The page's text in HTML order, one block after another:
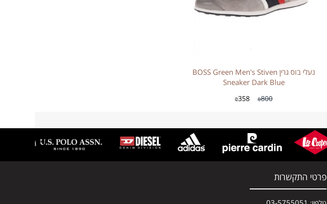
נעלי בוס גרין BOSS Green Men's Stiven
Sneaker Dark Blue
₪800
₪358
פרטי התקשרות